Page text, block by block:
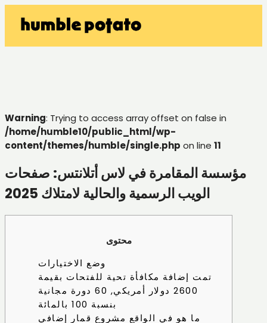
Warning: Trying to access array offset on false in
/home/humble10/public_html/wp-
content/themes/humble/single.php on line 11
مؤسسة المقامرة في لاس أتلانتس: صفحات
الويب الرسمية والحالية لامتلاك 2025
محتوى
وضع الاختيارات
تمت إضافة مكافأة تحية للفتحات بقيمة
2600 دولار أمريكي, 60 دورة مجانية
بنسبة 100 بالمائة
ما هو في الواقع مشروع قمار إضافي